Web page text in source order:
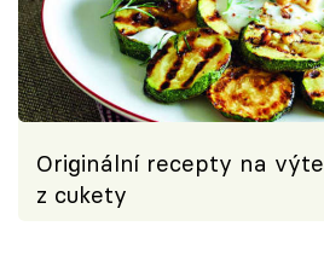
Originální recepty na
z cukety